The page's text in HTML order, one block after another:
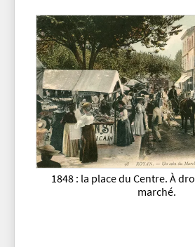
1848 : la place du Centre. À
marché.